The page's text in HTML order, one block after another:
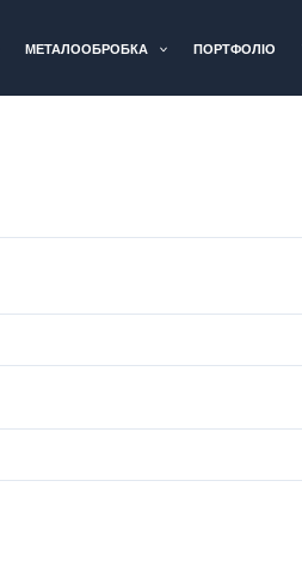
МЕТАЛООБРОБКА ПОРТФОЛІО